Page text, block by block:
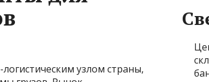
узлом страны,